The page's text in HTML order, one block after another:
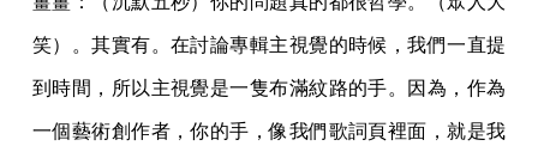
笑）。其實有。在討論專輯主視覺的時候，我們一直提
到時間，所以主視覺是一隻布滿紋路的手。因為，作為
一個藝術創作者，你的手，像我們歌詞頁裡面，就是我